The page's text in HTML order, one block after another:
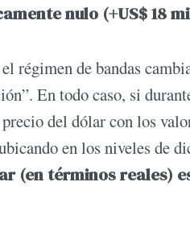
nulo (+US$ 18
régimen de bandas
En todo caso, si
del dólar con los
en los niveles de
(en términos reales)